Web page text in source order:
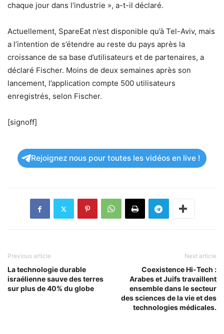
chaque jour dans l’industrie », a-t-il déclaré.
Actuellement, SpareEat n’est disponible qu’à Tel-Aviv, mais
a l’intention de s’étendre au reste du pays après la
croissance de sa base d’utilisateurs et de partenaires, a
déclaré Fischer. Moins de deux semaines après son
lancement, l’application compte 500 utilisateurs
enregistrés, selon Fischer.
[signoff]
Rejoignez nous pour toutes les vidéos en live !
Previous article
La technologie durable
israélienne sauve des terres
sur plus de 40% du globe
Next article
Coexistence Hi-Tech :
Arabes et Juifs travaillent
ensemble dans le secteur
des sciences de la vie et des
technologies médicales.